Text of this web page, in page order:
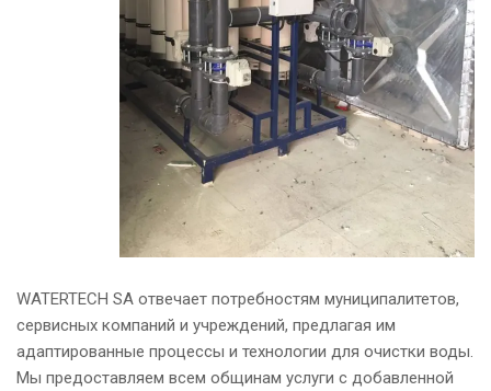
WATERTECH SA отвечает потребностям муниципалитетов,
сервисных компаний и учреждений, предлагая им
адаптированные процессы и технологии для очистки воды.
Мы предоставляем всем общинам услуги с добавленной